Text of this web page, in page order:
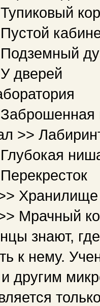
дверей
>>
Хранилище
Мрачный
знают,
к нему.
и другим